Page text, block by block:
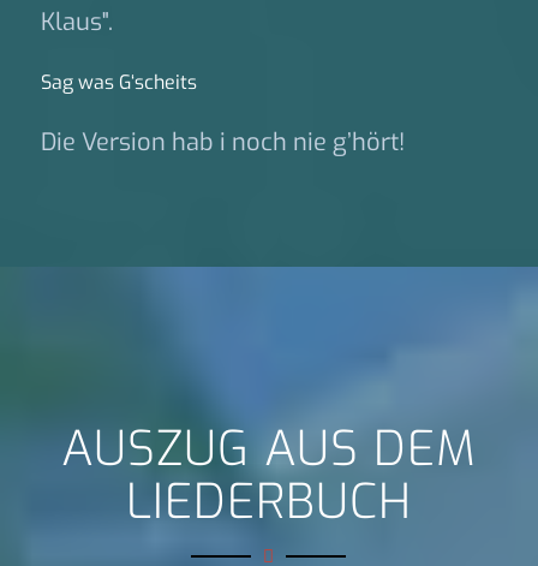
Klaus".
Sag was G‘scheits
Die Version hab i noch nie g’hört!
AUSZUG AUS DEM
LIEDERBUCH